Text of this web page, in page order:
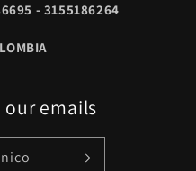
- 3155186264
our emails